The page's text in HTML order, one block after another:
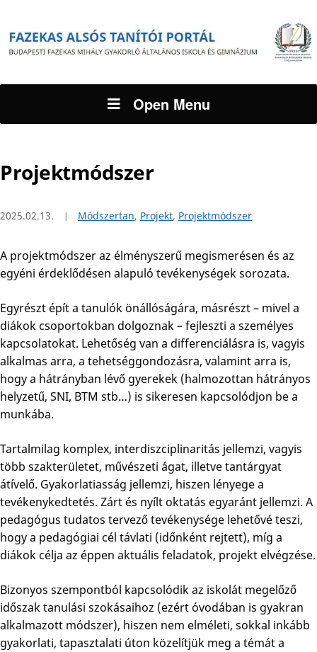
Open Menu
Projektmódszer
2025.02.13. Módszertan, Projekt, Projektmódszer
A projektmódszer az élményszerű megismerésen és az
egyéni érdeklődésen alapuló tevékenységek sorozata.
Egyrészt épít a tanulók önállóságára, másrészt – mivel a
diákok csoportokban dolgoznak – fejleszti a személyes
kapcsolatokat. Lehetőség van a differenciálásra is, vagyis
alkalmas arra, a tehetséggondozásra, valamint arra is,
hogy a hátrányban lévő gyerekek (halmozottan hátrányos
helyzetű, SNI, BTM stb…) is sikeresen kapcsolódjon be a
munkába.
Tartalmilag komplex, interdiszciplinaritás jellemzi, vagyis
több szakterületet, művészeti ágat, illetve tantárgyat
átívelő. Gyakorlatiasság jellemzi, hiszen lényege a
tevékenykedtetés. Zárt és nyílt oktatás egyaránt jellemzi. A
pedagógus tudatos tervező tevékenysége lehetővé teszi,
hogy a pedagógiai cél távlati (időnként rejtett), míg a
diákok célja az éppen aktuális feladatok, projekt elvégzése.
Bizonyos szempontból kapcsolódik az iskolát megelőző
időszak tanulási szokásaihoz (ezért óvodában is gyakran
alkalmazott módszer), hiszen nem elméleti, sokkal inkább
gyakorlati, tapasztalati úton közelítjük meg a témát a